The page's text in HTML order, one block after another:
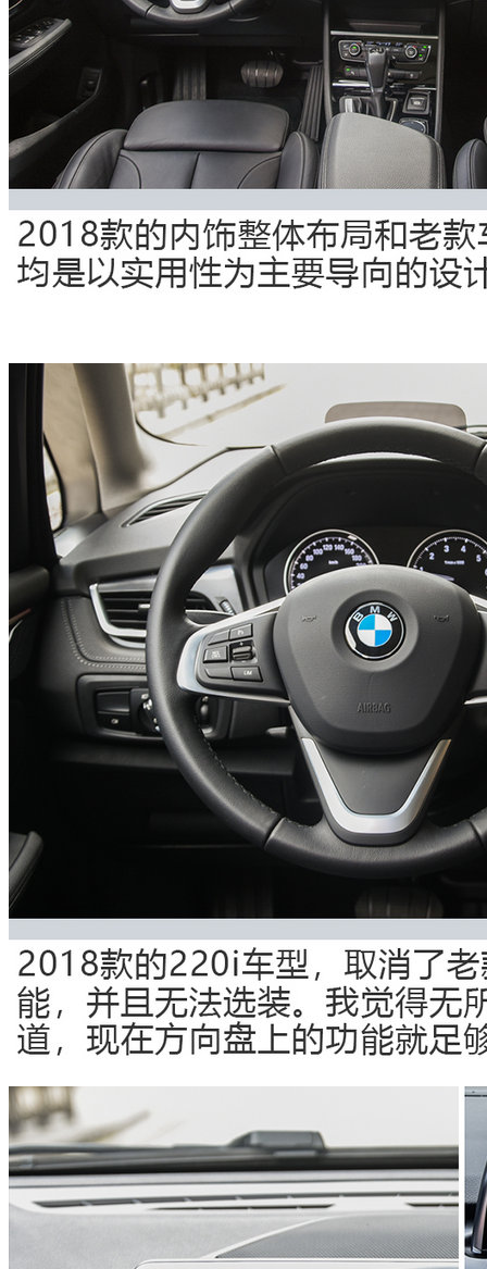
2018款宝马2系的车长相比老款增加了4mm，达到了4364mm，
不过这仅仅是外观套件的缘故，车内的空间并没有任何影响。
宝马工程师为了更加吸引消费的关注，将老款排气75mm的直
径扩大到了90mm。不要小看这小小的增长，要知道宝马X5、
X6的排气也不过如此。